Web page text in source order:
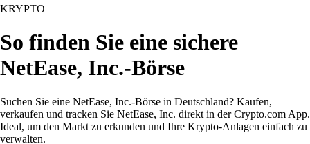
KRYPTO
So finden Sie eine sichere
NetEase, Inc.-Börse
Suchen Sie eine NetEase, Inc.-Börse in Deutschland? Kaufen,
verkaufen und tracken Sie NetEase, Inc. direkt in der Crypto.com App.
Ideal, um den Markt zu erkunden und Ihre Krypto-Anlagen einfach zu
verwalten.